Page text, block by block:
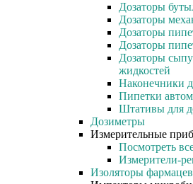
Дозаторы
Дозаторы
Дозаторы
Дозаторы
Дозаторы
жидкостей
Наконечники
Пипетки
Штативы для
Дозиметры
Измерительные
Посмотреть
Измерители-
Изоляторы